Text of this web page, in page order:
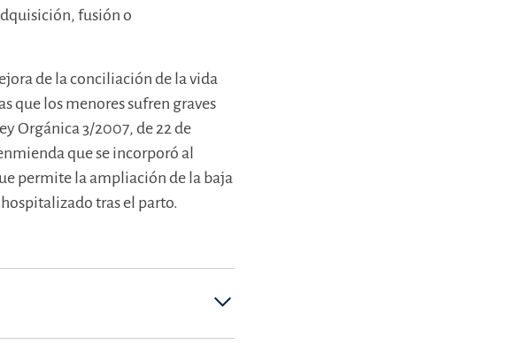
fusión o
de la conciliación de la vida
que los menores sufren graves
Orgánica 3/2007, de 22 de
que se incorporó al
permite la ampliación de la baja
tras el parto.